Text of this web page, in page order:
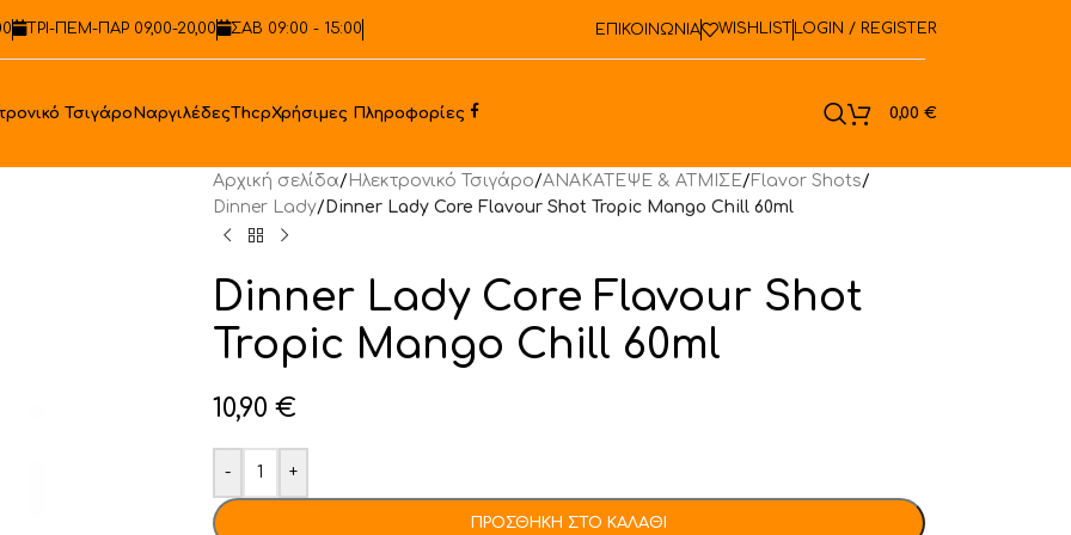
ΤΡΙ-ΠΕΜ-ΠΑΡ 09,00-20,00 ΣΑΒ 09:00 - 15:00 ΕΠΙΚΟΙΝΩΝΙΑ WISHLIST LOGIN / REGISTER
Τσιγάρο ΝαργιλέδεςThcpΧρήσιμες Πληροφορίες 0,00 €
Αρχική σελίδα/ Ηλεκτρονικό Τσιγάρο/ΑΝΑΚΑΤΕΨΕ & ΑΤΜΙΣΕ/Flavor Shots/
Dinner Lady/ Dinner Lady Core Flavour Shot Tropic Mango Chill 60ml
Dinner Lady Core Flavour Shot
Tropic Mango Chill 60ml
10,90 €
- +
ΠΡΟΣΘΉΚΗ ΣΤΟ ΚΑΛΆΘΙ